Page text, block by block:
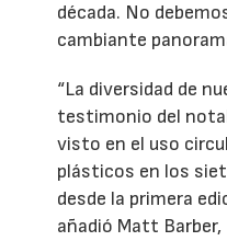
década. No
cambiante
“La diversidad de
testimonio del
visto en el uso
plásticos en los
desde la primera
añadió Matt